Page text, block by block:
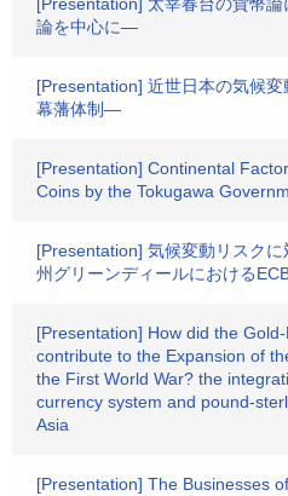
論を中心に―
[Presentation] 近世日本の気候
幕藩体制―
[Presentation] Continental
Coins by the Tokugawa
[Presentation] 気候変動リスク
州グリーンディールにおける
[Presentation] How did the
contribute to the Expansion of
the First World War? the
currency system and pound-
Asia
[Presentation] The Businesses